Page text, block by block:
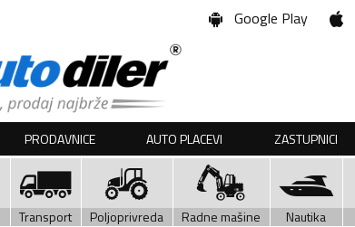
Google Play
PRODAVNICE AUTO PLACEVI ZASTUPNICI
Transport Poljoprivreda Radne mašine Nautika